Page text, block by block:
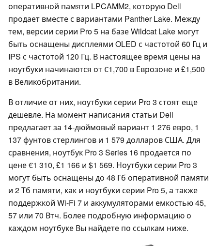
оперативной памяти LPCAMM2, которую Dell
продает вместе с вариантами Panther Lake. Между
тем, версии серии Pro 5 на базе Wildcat Lake могут
быть оснащены дисплеями OLED с частотой 60 Гц и
IPS с частотой 120 Гц. В настоящее время цены на
ноутбуки начинаются от €1,700 в Еврозоне и £1,500
в Великобритании.
В отличие от них, ноутбуки серии Pro 3 стоят еще
дешевле. На момент написания статьи Dell
предлагает за 14-дюймовый вариант 1 276 евро, 1
137 фунтов стерлингов и 1 579 долларов США. Для
сравнения, ноутбук Pro 3 Series 16 продается по
цене €1 310, £1 166 и $1 569. Ноутбуки серии Pro 3
могут быть оснащены до 48 Гб оперативной памяти
и 2 Тб памяти, как и ноутбуки серии Pro 5, а также
поддержкой Wi-Fi 7 и аккумуляторами емкостью 45,
57 или 70 Втч. Более подробную информацию о
каждом ноутбуке Вы найдете по ссылкам ниже.